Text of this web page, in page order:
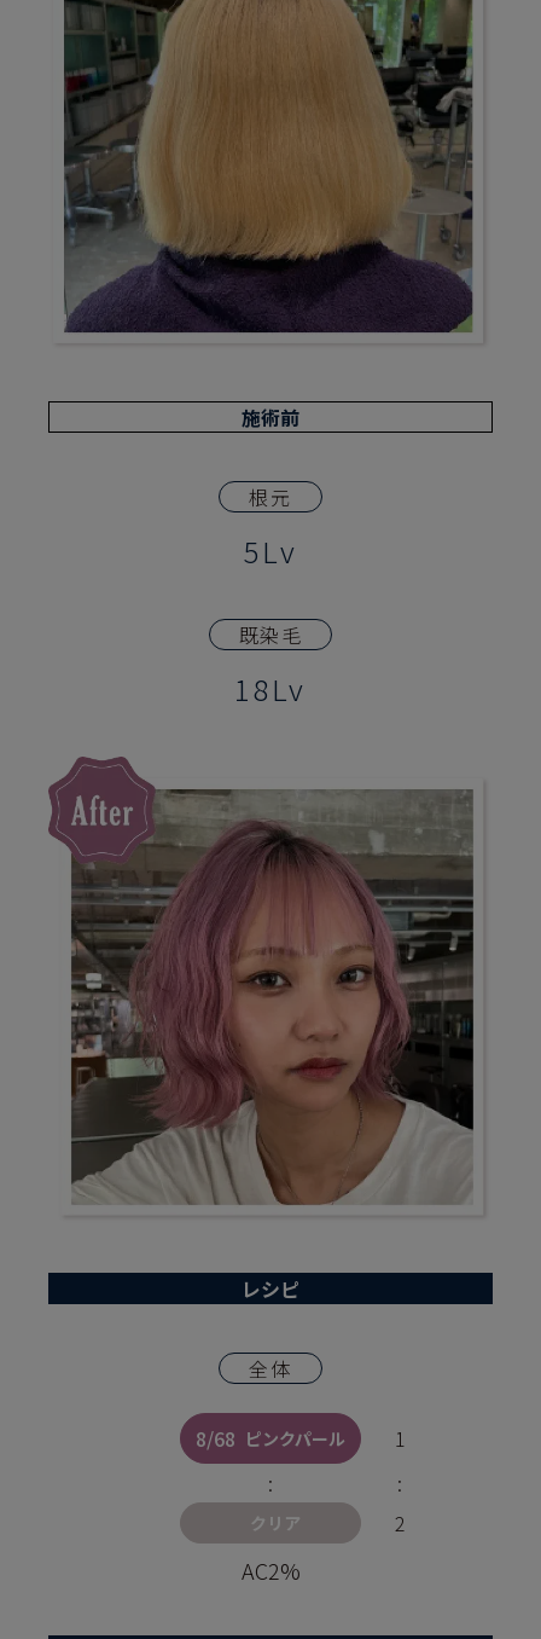
施術前
根元
5Lv
既染毛
18Lv
レシピ
全体
8/68 ピンクパール
1
:
:
クリア 2
AC2%